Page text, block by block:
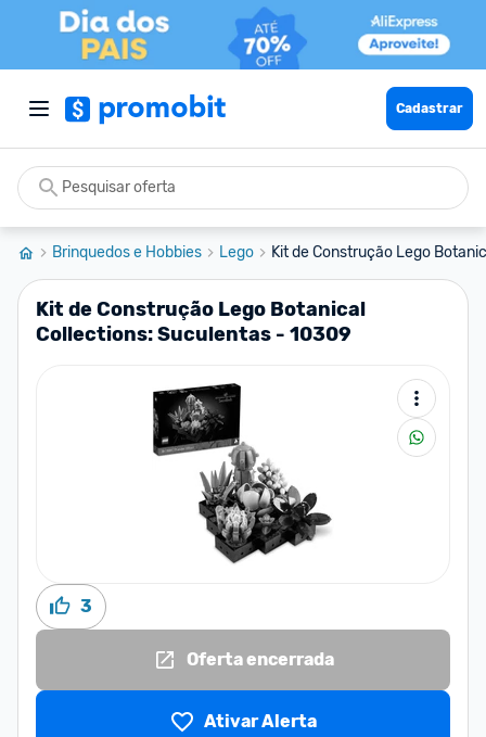
Cadastrar
Brinquedos e Hobbies Lego Kit de Construção Lego
Kit de Construção Lego Botanical
Collections: Suculentas - 10309
3
Oferta encerrada
Ativar Alerta